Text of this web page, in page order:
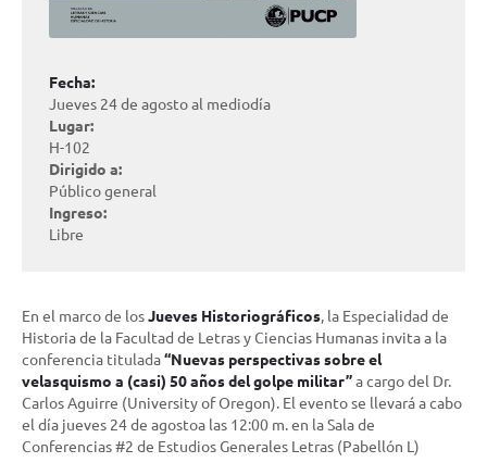
Fecha:
Jueves 24 de agosto al mediodía
Lugar:
H-102
Dirigido a:
Público general
Ingreso:
Libre
En el marco de losJueves Historiográficos, la Especialidad de
Historia de la Facultad de Letras y Ciencias Humanas invita a la
conferencia titulada“Nuevas perspectivas sobre el
velasquismo a (casi) 50 años del golpe militar”a cargo del Dr.
Carlos Aguirre (University of Oregon). El evento se llevará a cabo
el día jueves 24 de agostoa las 12:00 m. en la Sala de
Conferencias #2 de Estudios Generales Letras (Pabellón L)